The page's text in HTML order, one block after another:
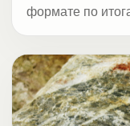
формате по